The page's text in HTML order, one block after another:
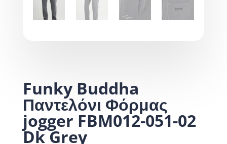
Funky Buddha
Παντελόνι Φόρμας
jogger FBM012-051-02
Dk Grey